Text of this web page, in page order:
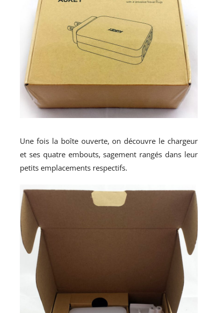
Une fois la boîte ouverte, on découvre le chargeur
et ses quatre embouts, sagement rangés dans leur
petits emplacements respectifs.